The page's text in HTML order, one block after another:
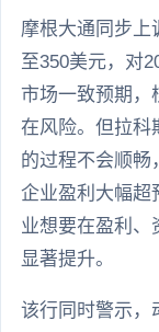
摩根大通同步上
至350美元，对
市场一致预期，
在风险。但拉科
的过程不会顺畅
企业盈利大幅超
业想要在盈利、
显著提升。
该行同时警示，